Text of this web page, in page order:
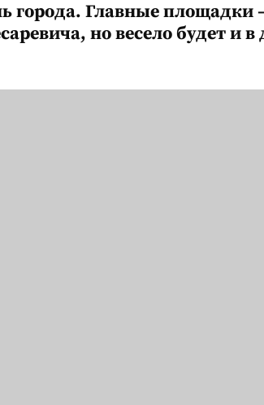
города. Главные площадки
но весело будет и в